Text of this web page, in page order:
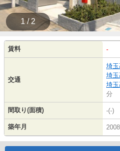
1 / 2
賃料 -
交通
埼
埼
埼
分
間取り(面積) -(-)
築年月